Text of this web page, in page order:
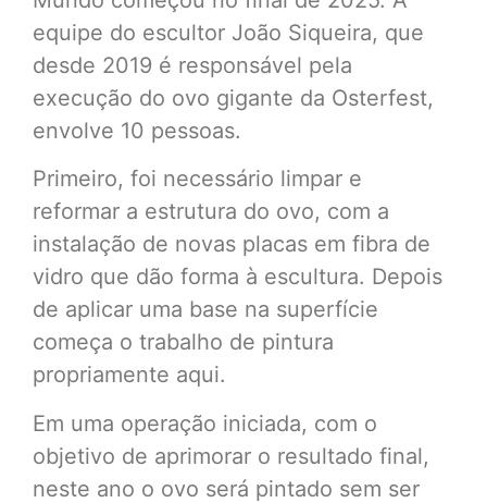
equipe do escultor João Siqueira, que
desde 2019 é responsável pela
execução do ovo gigante da Osterfest,
envolve 10 pessoas.
Primeiro, foi necessário limpar e
reformar a estrutura do ovo, com a
instalação de novas placas em fibra de
vidro que dão forma à escultura. Depois
de aplicar uma base na superfície
começa o trabalho de pintura
propriamente aqui.
Em uma operação iniciada, com o
objetivo de aprimorar o resultado final,
neste ano o ovo será pintado sem ser